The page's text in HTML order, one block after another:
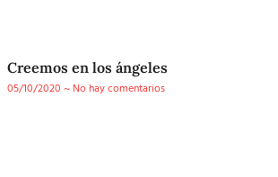
Creemos en los ángeles
05/10/2020
No hay comentarios